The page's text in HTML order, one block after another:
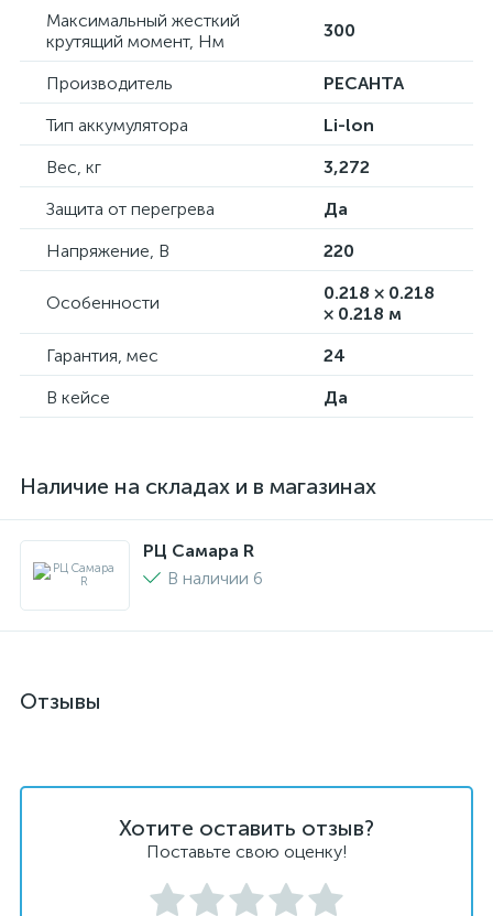
Максимальный жесткий
крутящий момент, Нм
300
Производитель
РЕСАНТА
Тип аккумулятора
Li-lon
Вес, кг
3,272
Защита от перегрева
Да
Напряжение, В
220
Особенности
0.218 × 0.218
× 0.218 м
Гарантия, мес
24
В кейсе
Да
Наличие на складах и в магазинах
РЦ Самара R
В наличии 6
Отзывы
Хотите оставить отзыв?
Поставьте свою оценку!